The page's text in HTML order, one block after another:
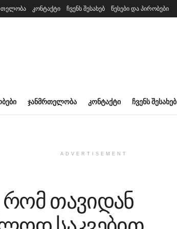
კონტაქტი ჩვენს შესახებ წესები და პირობები
ᲯᲐᲜᲛᲠᲗᲔᲚᲝᲑᲐ ᲙᲝᲜᲢᲐᲥᲢᲘ ᲩᲕᲔᲜᲡ ᲨᲔᲡᲐᲮᲔᲑ
ADVERTISEMENT
თავიდან